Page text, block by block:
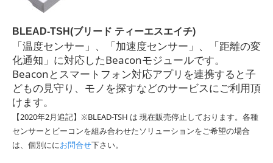
BLEAD-TSH(ブリード ティーエスエイチ)
「温度センサー」、「加速度センサー」、「距離の変
化通知」に対応したBeaconモジュールです。
Beaconとスマートフォン対応アプリを連携すると子
どもの見守り、モノを探すなどのサービスにご利用頂
けます。
【2020年2月追記】※BLEAD-TSH は 現在販売停止しております。各種
センサーとビーコンを組み合わせたソリューションをご希望の場合
は、個別ににお問合せ下さい。